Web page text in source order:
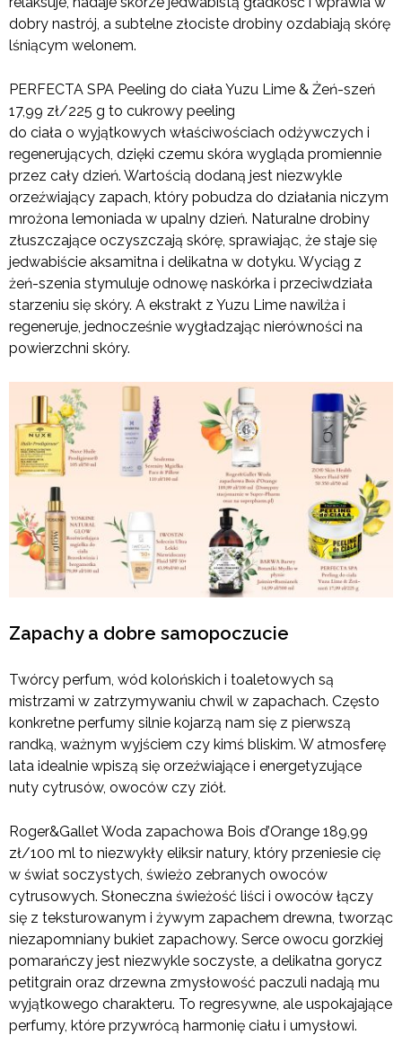
dobry nastrój, a subtelne złociste drobiny ozdabiają skórę
lśniącym welonem.
PERFECTA SPA Peeling do ciała Yuzu Lime & Żeń-szeń
17,99 zł/225 g to cukrowy peeling
do ciała o wyjątkowych właściwościach odżywczych i
regenerujących, dzięki czemu skóra wygląda promiennie
przez cały dzień. Wartością dodaną jest niezwykle
orzeźwiający zapach, który pobudza do działania niczym
mrożona lemoniada w upalny dzień. Naturalne drobiny
złuszczające oczyszczają skórę, sprawiając, że staje się
jedwabiście aksamitna i delikatna w dotyku. Wyciąg z
żeń-szenia stymuluje odnowę naskórka i przeciwdziała
starzeniu się skóry. A ekstrakt z Yuzu Lime nawilża i
regeneruje, jednocześnie wygładzając nierówności na
powierzchni skóry.
Zapachy a dobre samopoczucie
Twórcy perfum, wód kolońskich i toaletowych są
mistrzami w zatrzymywaniu chwil w zapachach. Często
konkretne perfumy silnie kojarzą nam się z pierwszą
randką, ważnym wyjściem czy kimś bliskim. W atmosferę
lata idealnie wpiszą się orzeźwiające i energetyzujące
nuty cytrusów, owoców czy ziół.
Roger&Gallet Woda zapachowa Bois d’Orange 189,99
zł/100 ml to niezwykły eliksir natury, który przeniesie cię
w świat soczystych, świeżo zebranych owoców
cytrusowych. Słoneczna świeżość liści i owoców łączy
się z teksturowanym i żywym zapachem drewna, tworząc
niezapomniany bukiet zapachowy. Serce owocu gorzkiej
pomarańczy jest niezwykle soczyste, a delikatna gorycz
petitgrain oraz drzewna zmysłowość paczuli nadają mu
wyjątkowego charakteru. To regresywne, ale uspokajające
perfumy, które przywrócą harmonię ciału i umysłowi.